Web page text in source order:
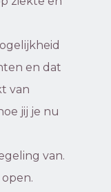
en dat
van
jij je nu
van.